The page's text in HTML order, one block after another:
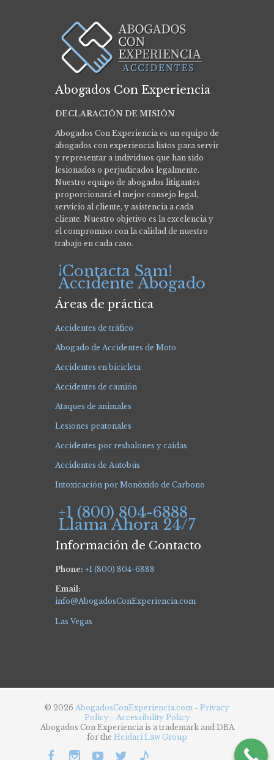
Abogados Con Experiencia
DECLARACIÓN DE MISIÓN
Abogados Con Experiencia es un equipo de
abogados con experiencia listos para servir
y representar a individuos que han sido
lesionados o perjudicados legalmente.
Nuestro equipo de abogados litigantes
proporcionará el mejor consejo legal,
servicio al cliente, y asistencia a cada
cliente. Nuestro objetivo es la excelencia y
el compromiso con la calidad de nuestro
trabajo en cada caso.
¡Contacta Sam!
Accidente Abogado
Áreas de práctica
Accidentes de tráfico
Abogado de Accidentes de Moto
Accidentes en bicicleta
Accidentes de camión
Ataques de animales
Lesiones peatonales
Accidentes por resbalones y caídas
Accidentes de Autobús
Intoxicación por Monóxido de Carbono
+1 (800) 804-6888
Llama Ahora 24/7
Información de Contacto
Phone: +1 (800) 804-6888
Email:
info@AbogadosConExperiencia.com
Las Vegas
© 2026 AbogadosConExperiencia.com - Privacy
Policy - Accessibility Policy
Abogados Con Experiencia is a trademark and DBA
for the Heidari Law Group
    